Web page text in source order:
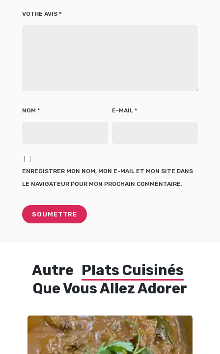
VOTRE AVIS *
NOM * E-MAIL *
ENREGISTRER MON NOM, MON E-MAIL ET MON SITE DANS
LE NAVIGATEUR POUR MON PROCHAIN COMMENTAIRE.
Autre Plats Cuisinés
Que Vous Allez Adorer